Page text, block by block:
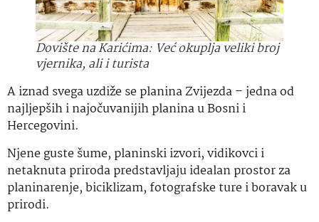
Dovište na Karićima: Već okuplja veliki broj
vjernika, ali i turista
A iznad svega uzdiže se planina Zvijezda – jedna od
najljepših i najočuvanijih planina u Bosni i
Hercegovini.
Njene guste šume, planinski izvori, vidikovci i
netaknuta priroda predstavljaju idealan prostor za
planinarenje, biciklizam, fotografske ture i boravak u
prirodi.